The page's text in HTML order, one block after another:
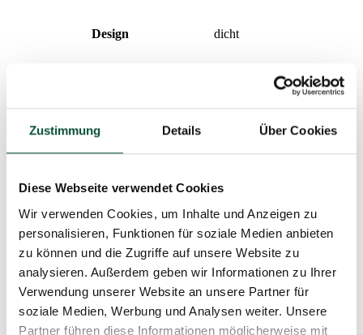
Zustimmung Details Über Cookies
Diese Webseite verwendet Cookies
Wir verwenden Cookies, um Inhalte und Anzeigen zu
personalisieren, Funktionen für soziale Medien anbieten
zu können und die Zugriffe auf unsere Website zu
analysieren. Außerdem geben wir Informationen zu Ihrer
Verwendung unserer Website an unsere Partner für
soziale Medien, Werbung und Analysen weiter. Unsere
Partner führen diese Informationen möglicherweise mit
Design dicht
3D (PE) + PVC
Spitzenlänge 20cm
Gewicht (netto) 1,5
Anzahl der Teile 3